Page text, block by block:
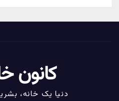
کانون
دنیا یک خانه،